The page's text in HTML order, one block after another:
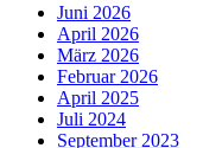
Juni 2026
April 2026
März 2026
Februar 2026
April 2025
Juli 2024
September 2023